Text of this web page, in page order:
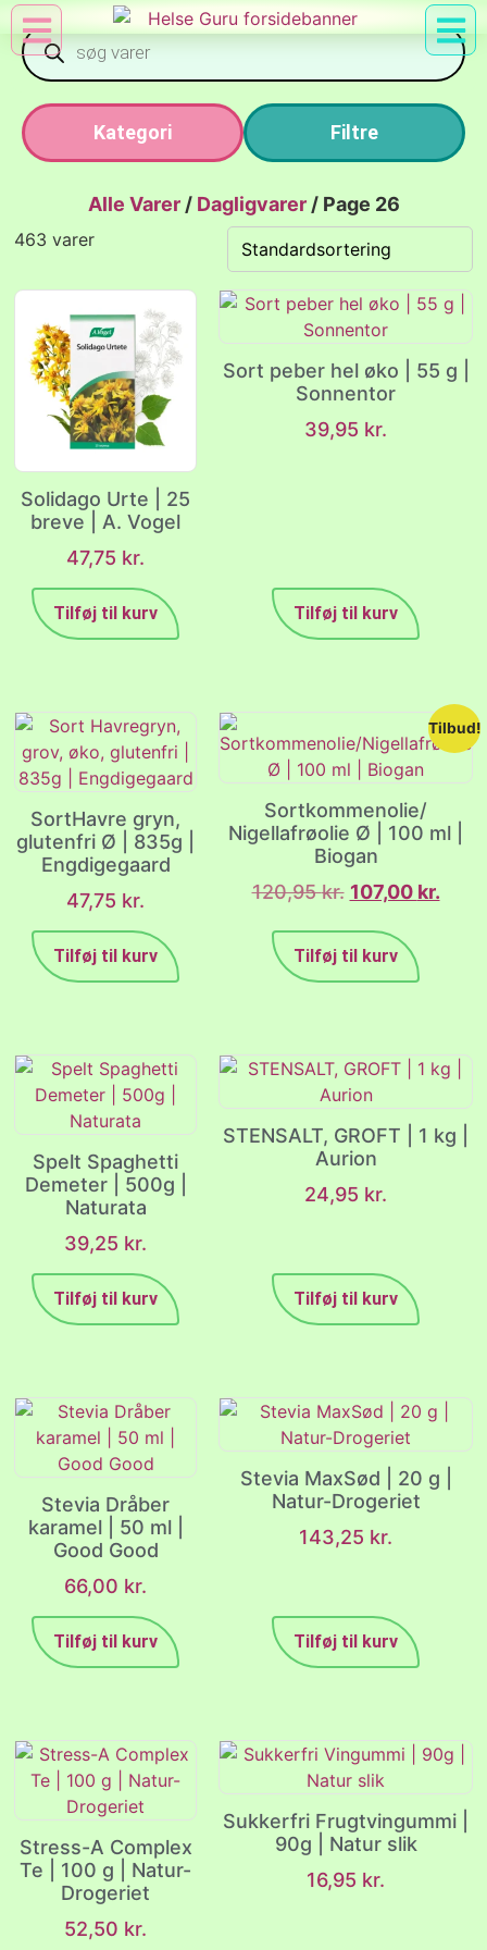
Kategori Filtre
Alle Varer / Dagligvarer /Page 26
463 varer
Solidago Urte | 25
breve | A. Vogel
47,75 kr.
Tilføj til kurv
Sort peber hel øko | 55 g |
Sonnentor
39,95 kr.
Tilføj til kurv
SortHavre gryn,
glutenfri Ø | 835g |
Engdigegaard
47,75 kr.
Tilføj til kurv
Tilbud!
Sortkommenolie/
Nigellafrøolie Ø | 100 ml |
Biogan
120,95kr. 107,00 kr.
Tilføj til kurv
Spelt Spaghetti
Demeter | 500g |
Naturata
39,25 kr.
Tilføj til kurv
STENSALT, GROFT | 1 kg |
Aurion
24,95 kr.
Tilføj til kurv
Stevia Dråber
karamel | 50 ml |
Good Good
66,00 kr.
Tilføj til kurv
Stevia MaxSød | 20 g |
Natur-Drogeriet
143,25 kr.
Tilføj til kurv
Stress-A Complex
Te | 100 g | Natur-
Drogeriet
52,50 kr.
Sukkerfri Frugtvingummi |
90g | Natur slik
16,95 kr.